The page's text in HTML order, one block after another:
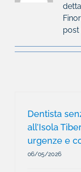
post
Dentista
all’Isola
urgenze e
06/05/2026